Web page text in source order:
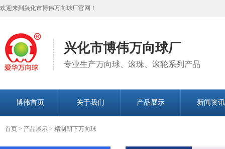
欢迎来到兴化市博伟万向球厂官网！
兴化市博伟万向球厂
专业生产万向球、滚珠、滚轮系列产品
博伟首页 关于我们 产品展示 新闻资讯
首页 > 产品展示 > 精制朝下万向球